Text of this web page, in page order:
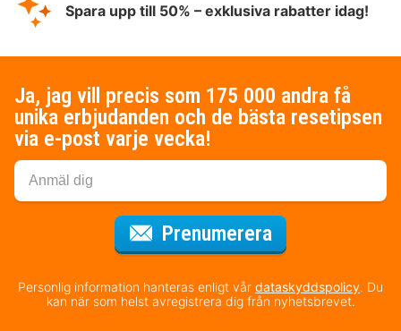
Spara upp till 50% – exklusiva rabatter idag!
Ja, jag vill precis som 175 000 andra få
unika erbjudanden och de bästa resetipsen
via e-post varje vecka!
Prenumerera
Personlig information hanteras enligt vår dataskyddspolicy. Du
kan när som helst avregistrera dig från nyhetsbrevet.